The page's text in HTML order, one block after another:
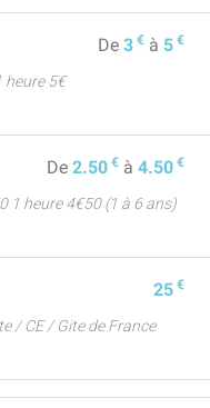
De3 € à 5 €
heure 5€
De2.50 € à4.50 €
1 heure 4€50 (1 à 6 ans)
25 €
/ CE / Gite de France